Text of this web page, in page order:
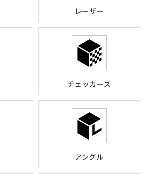
レーザー
チェッカーズ
アングル